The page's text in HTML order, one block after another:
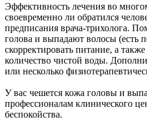
Эффективность лечения во
своевременно ли обратился
предписания врача-трихолога.
голова и выпадают волосы (есть
скорректировать питание, а
количество чистой воды.
или несколько
У вас чешется кожа головы и
профессионалам клинического
беспокойства.